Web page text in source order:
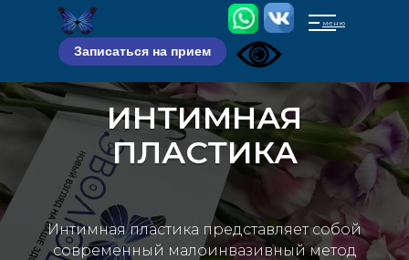
Записаться на прием
меню
ИНТИМНАЯ
ПЛАСТИКА
Интимная пластика представляет собой
современный малоинвазивный метод